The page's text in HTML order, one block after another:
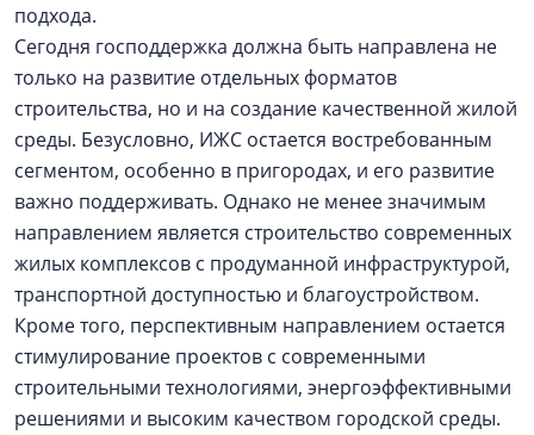
подхода.
Сегодня господдержка должна быть направлена не
только на развитие отдельных форматов
строительства, но и на создание качественной жилой
среды. Безусловно, ИЖС остается востребованным
сегментом, особенно в пригородах, и его развитие
важно поддерживать. Однако не менее значимым
направлением является строительство современных
жилых комплексов с продуманной инфраструктурой,
транспортной доступностью и благоустройством.
Кроме того, перспективным направлением остается
стимулирование проектов с современными
строительными технологиями, энергоэффективными
решениями и высоким качеством городской среды.